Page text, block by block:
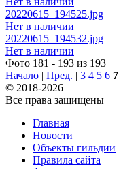
20220615_194525.jpg
Нет в наличии
20220615_194532.jpg
Нет в наличии
Фото 181 - 193 из 193
Начало | Пред. | 3 4 5 6 7
© 2018-2026
Все права защищены
Главная
Новости
Объекты гильдии
Правила сайта